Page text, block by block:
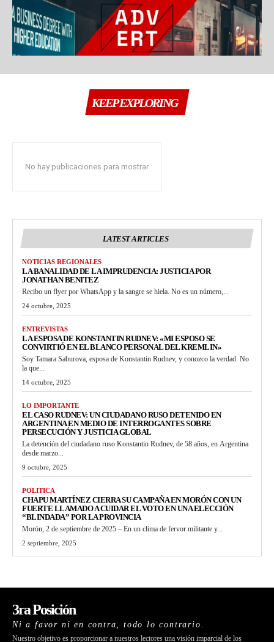
KEEP EXPLORING
No hay publicaciones para mostrar
LATEST ARTICLES
NOTICIAS REGIONALES
LA BANALIDAD DE LA IMPRUDENCIA: JUSTICIA POR
JONATHAN BENITEZ
Recibo un flyer por WhatsApp y la sangre se hiela. No es un número,...
24 octubre, 2025
ENTREVISTAS
LA ESPOSA DE KONSTANTIN RUDNEV: «MI ESPOSO SE
CONVIRTIÓ EN EL BLANCO PERSONAL DEL KREMLIN»
Soy Tamara Saburova, esposa de Konstantin Rudnev, y conozco la verdad. No
la que...
14 octubre, 2025
LO IMPORTANTE
EL CASO RUDNEV: UN CIUDADANO RUSO DETENIDO EN
ARGENTINA EN MEDIO DE INTERROGANTES SOBRE
PERSECUCIÓN Y JUSTICIA GLOBAL
La detención del ciudadano ruso Konstantin Rudnev, de 58 años, en Argentina
desde marzo...
9 octubre, 2025
POLITICA
CHAPU MARTÍNEZ CIERRA SU CAMPAÑA EN MORÓN CON UN
FUERTE LLAMADO A CUIDAR EL VOTO EN UNA ELECCIÓN
“BLINDADA” POR LA PROVINCIA
Morón, 2 de septiembre de 2025 – En un clima de fervor militante y...
2 septiembre, 2025
3ra Posición
Ni a favor ni en contra, todo lo contrario.
Nuestro objetivo es proporcionar a nuestros lectores una visión imparcial de los